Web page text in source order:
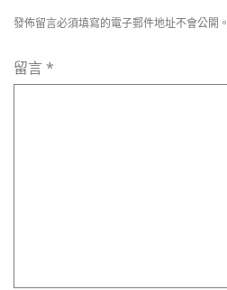
發佈留言必須填寫的電子郵件地址不會公開。
留言*